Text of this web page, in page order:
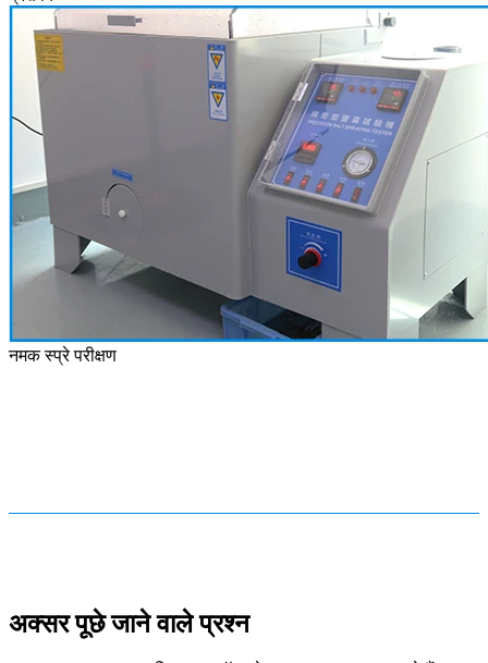
नमक स्प्रे परीक्षण
अक्सर पूछे जाने वाले प्रश्न